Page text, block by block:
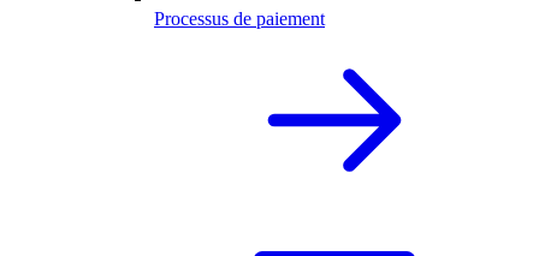
Processus de paiement